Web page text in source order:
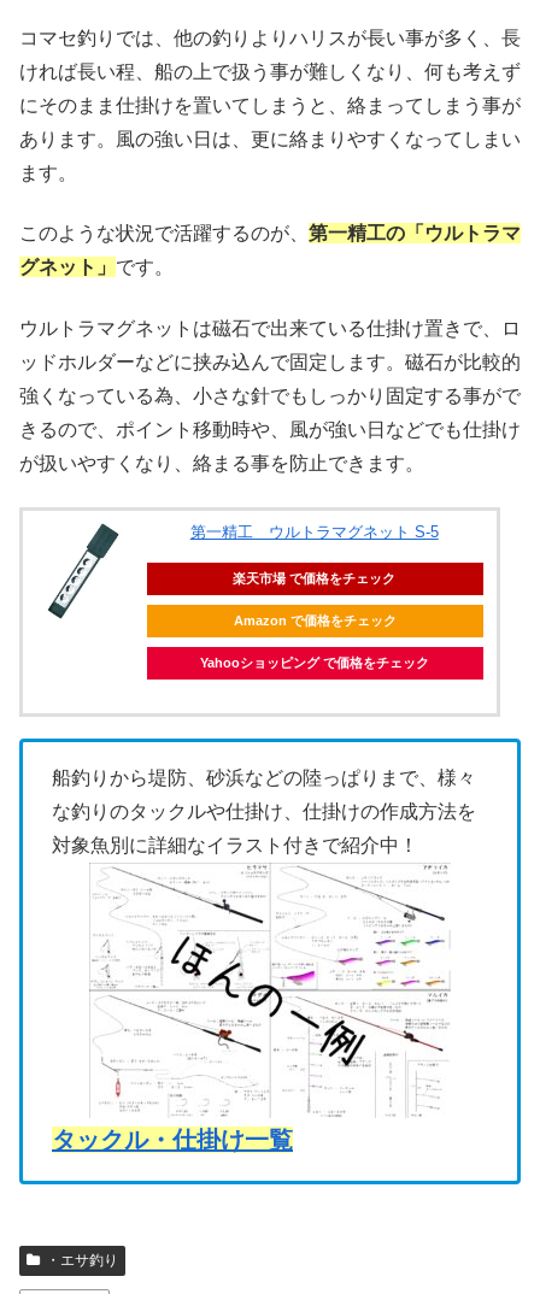
コマセ釣りでは、他の釣りよりハリスが長い事が多く、長
ければ長い程、船の上で扱う事が難しくなり、何も考えず
にそのまま仕掛けを置いてしまうと、絡まってしまう事が
あります。風の強い日は、更に絡まりやすくなってしまい
ます。
このような状況で活躍するのが、 第一精工の「ウルトラマ
グネット」 です。
ウルトラマグネットは磁石で出来ている仕掛け置きで、ロ
ッドホルダーなどに挟み込んで固定します。磁石が比較的
強くなっている為、小さな針でもしっかり固定する事がで
きるので、ポイント移動時や、風が強い日などでも仕掛け
が扱いやすくなり、絡まる事を防止できます。
第一精工 ウルトラマグネット S-5
楽天市場 で価格をチェック
Amazon で価格をチェック
Yahooショッピング で価格をチェック
船釣りから堤防、砂浜などの陸っぱりまで、様々
な釣りのタックルや仕掛け、仕掛けの作成方法を
対象魚別に詳細なイラスト付きで紹介中！
タックル・仕掛け一覧
・エサ釣り